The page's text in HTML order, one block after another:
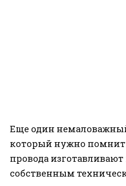
Еще один
который нужно
провода изготавливают
собственным